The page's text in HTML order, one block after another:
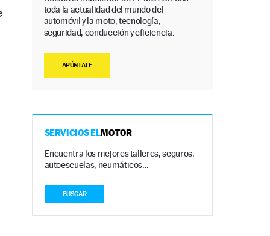
toda la actualidad del mundo del
automóvil y la moto, tecnología,
seguridad, conducción y eficiencia.
APÚNTATE
SERVICIOS ELMOTOR
Encuentra los mejores talleres, seguros,
autoescuelas, neumáticos…
BUSCAR